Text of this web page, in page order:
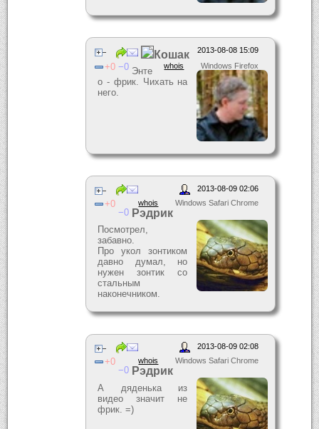
2013-08-08 15:09
Windows Firefox
whois
0 0
Кошак
Энте
о - фрик. Чихать на
него.
2013-08-09 02:06
Windows Safari Chrome
whois
0
0 Рэдрик
Посмотрел,
забавно.
Про укол зонтиком
давно думал, но
нужен зонтик со
стальным
наконечником.
2013-08-09 02:08
Windows Safari Chrome
whois
0
0 Рэдрик
А дяденька из
видео значит не
фрик. =)